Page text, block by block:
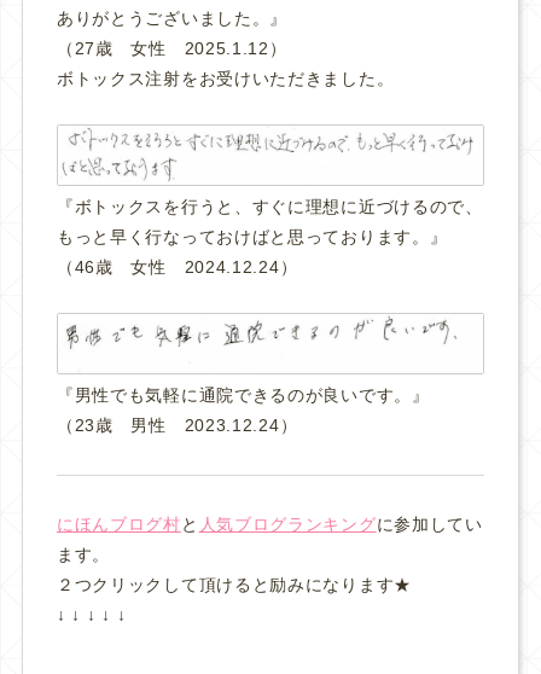
ありがとうございました。』
（27歳 女性 2025.1.12）
ボトックス注射をお受けいただきました。
『ボトックスを行うと、すぐに理想に近づけるので、
もっと早く行なっておけばと思っております 。』
（46歳 女性 2024.12.24）
『男性でも気軽に通院できるのが良いです。
』
（23歳 男性 2023.12.24）
にほんブログ村と 人気ブログランキングに参加してい
ます。
２つクリックして頂けると励みになります★
↓ ↓ ↓ ↓ ↓